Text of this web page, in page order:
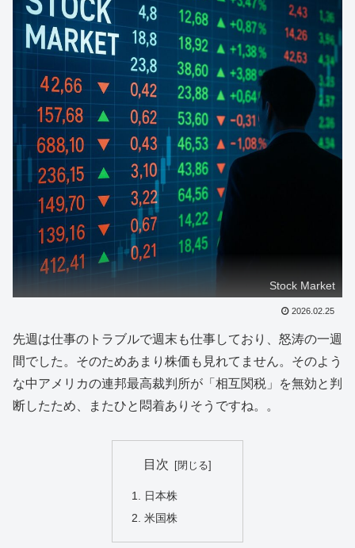
Stock Market
2026.02.25
先週は仕事のトラブルで週末も仕事しており、怒涛の一週
間でした。そのためあまり株価も見れてません。そのよう
な中アメリカの連邦最高裁判所が「相互関税」を無効と判
断したため、またひと悶着ありそうですね。。
目次
日本株
米国株